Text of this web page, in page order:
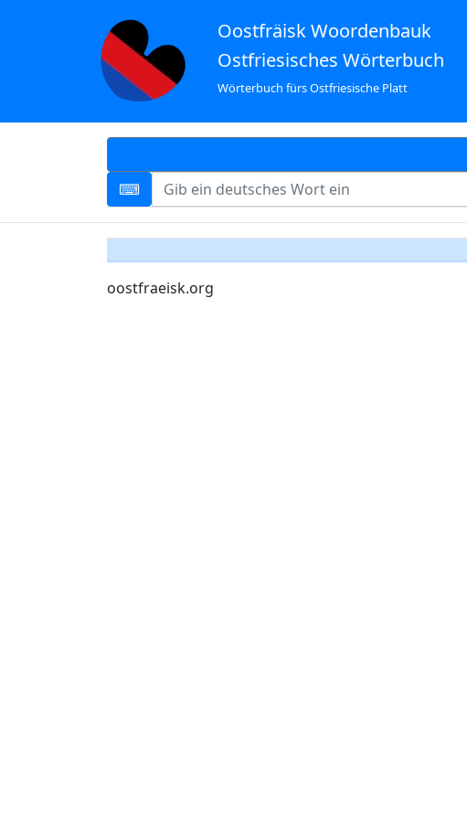
Oostfräisk Woordenbauk
Ostfriesisches Wörterbuch
Wörterbuch fürs Ostfriesische Platt
oostfraeisk.org